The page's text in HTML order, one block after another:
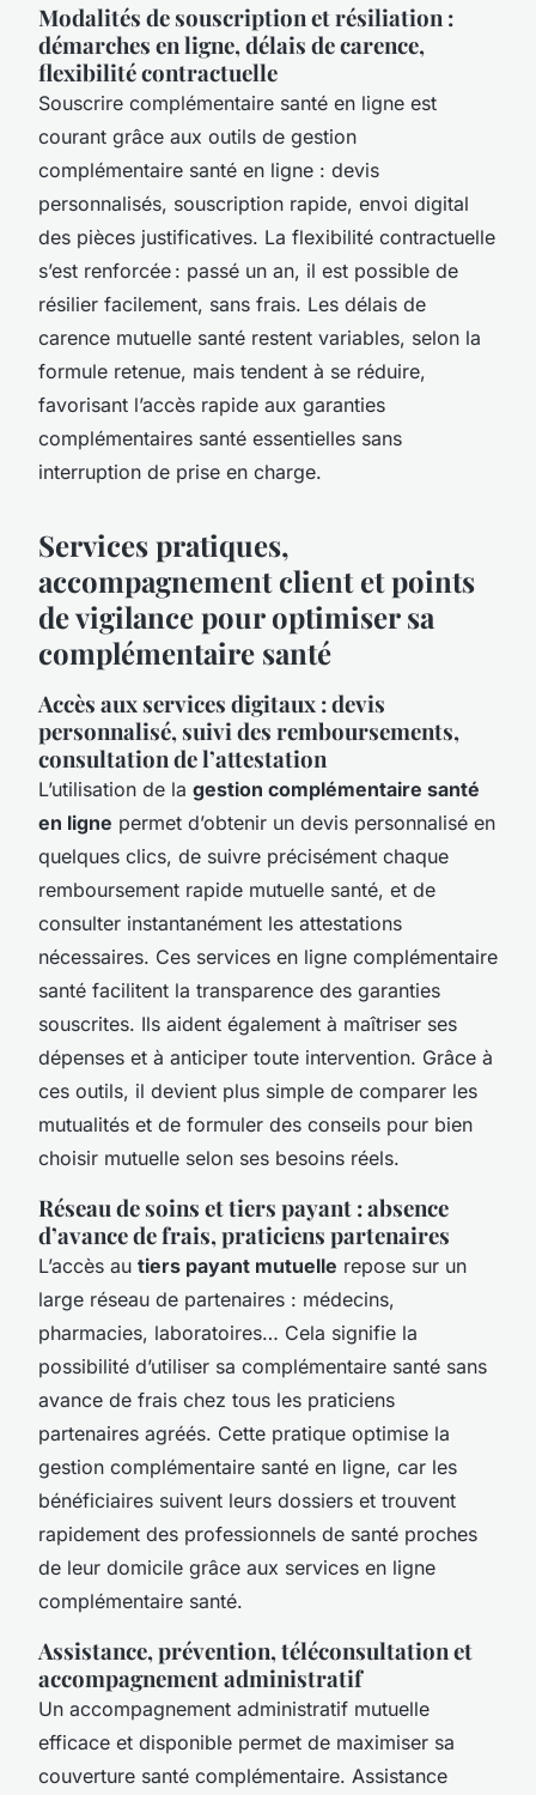
Modalités de souscription et résiliation :
démarches en ligne, délais de carence,
flexibilité contractuelle
Souscrire complémentaire santé en ligne est
courant grâce aux outils de gestion
complémentaire santé en ligne : devis
personnalisés, souscription rapide, envoi digital
des pièces justificatives. La flexibilité contractuelle
s’est renforcée : passé un an, il est possible de
résilier facilement, sans frais. Les délais de
carence mutuelle santé restent variables, selon la
formule retenue, mais tendent à se réduire,
favorisant l’accès rapide aux garanties
complémentaires santé essentielles sans
interruption de prise en charge.
Services pratiques,
accompagnement client et points
de vigilance pour optimiser sa
complémentaire santé
Accès aux services digitaux : devis
personnalisé, suivi des remboursements,
consultation de l’attestation
L’utilisation de la gestion complémentaire santé
en ligne permet d’obtenir un devis personnalisé en
quelques clics, de suivre précisément chaque
remboursement rapide mutuelle santé, et de
consulter instantanément les attestations
nécessaires. Ces services en ligne complémentaire
santé facilitent la transparence des garanties
souscrites. Ils aident également à maîtriser ses
dépenses et à anticiper toute intervention. Grâce à
ces outils, il devient plus simple de comparer les
mutualités et de formuler des conseils pour bien
choisir mutuelle selon ses besoins réels.
Réseau de soins et tiers payant : absence
d’avance de frais, praticiens partenaires
L’accès au tiers payant mutuelle repose sur un
large réseau de partenaires : médecins,
pharmacies, laboratoires… Cela signifie la
possibilité d’utiliser sa complémentaire santé sans
avance de frais chez tous les praticiens
partenaires agréés. Cette pratique optimise la
gestion complémentaire santé en ligne, car les
bénéficiaires suivent leurs dossiers et trouvent
rapidement des professionnels de santé proches
de leur domicile grâce aux services en ligne
complémentaire santé.
Assistance, prévention, téléconsultation et
accompagnement administratif
Un accompagnement administratif mutuelle
efficace et disponible permet de maximiser sa
couverture santé complémentaire. Assistance